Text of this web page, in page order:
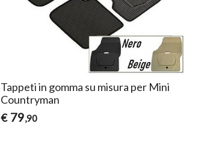
Tappeti in gomma su misura per Mini
Countryman
€ 79,90